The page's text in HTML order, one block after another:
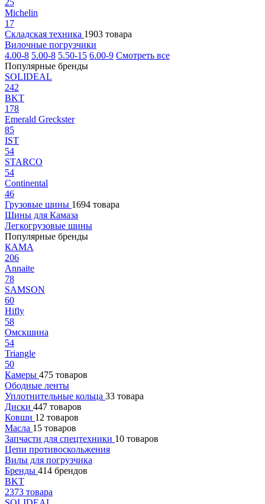
25
Michelin
17
Складская техника 1903 товара
Вилочные погрузчики
4.00-8 5.00-8 5.50-15 6.00-9 Смотреть все
Популярные бренды
SOLIDEAL
242
BKT
178
Emerald Greckster
85
IST
54
STARCO
54
Continental
46
Грузовые шины 1694 товара
Шины для Камаза
Легкогрузовые шины
Популярные бренды
КАМА
206
Annaite
78
SAMSON
60
Hifly
58
Омскшина
54
Triangle
50
Камеры 475 товаров
Ободные ленты
Уплотнительные кольца 33 товара
Диски 447 товаров
Ковши 12 товаров
Масла 15 товаров
Запчасти для спецтехники 10 товаров
Цепи противоскольжения
Вилы для погрузчика
Бренды 414 брендов
BKT
2373 товара